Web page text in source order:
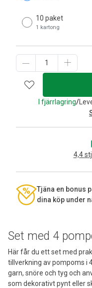
Set med 4
Här får du ett set med
tillverkning av pompoms i
garn, snöre och tyg och
som dekorativt pynt eller
10 paket
1 kartong
I fjärrlagring/
4,4
Tjäna en bonus
dina köp under